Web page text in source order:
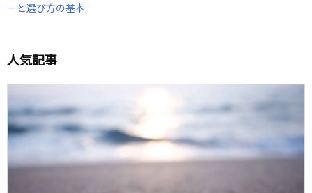
ーと選び方の基本
人気記事